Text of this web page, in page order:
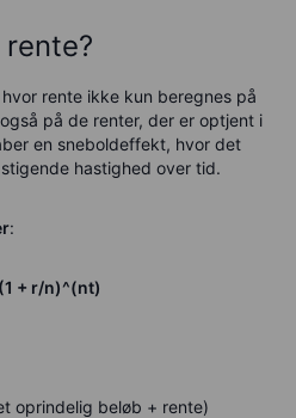
rente ikke kun beregnes på
på de renter, der er optjent i
en sneboldeffekt, hvor det
hastighed over tid.
:
+ r/n)^(nt)
oprindelig beløb + rente)